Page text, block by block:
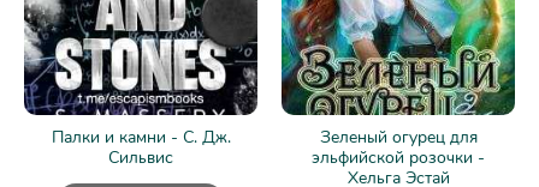
Палки и камни - С. Дж.
Сильвис
Зеленый огурец для
эльфийской розочки -
Хельга Эстай